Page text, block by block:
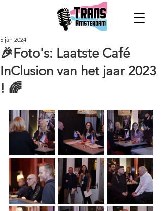
🎉Foto's: Laatste Café
InClusion van het jaar 2023
! 🌈
5 jan 2024